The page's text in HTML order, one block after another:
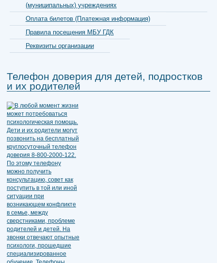
(муниципальных) учреждениях
Оплата билетов (Платежная информация)
Правила посещения МБУ ГДК
Реквизиты организации
Телефон доверия для детей, подростков
и их родителей